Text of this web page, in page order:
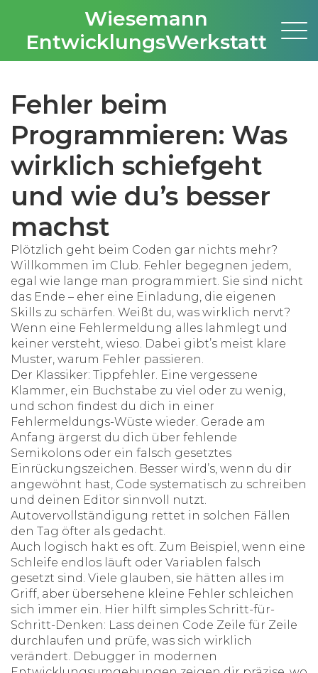
Wiesemann
EntwicklungsWerkstatt
Fehler beim
Programmieren: Was
wirklich schiefgeht
und wie du’s besser
machst
Plötzlich geht beim Coden gar nichts mehr?
Willkommen im Club. Fehler begegnen jedem,
egal wie lange man programmiert. Sie sind nicht
das Ende – eher eine Einladung, die eigenen
Skills zu schärfen. Weißt du, was wirklich nervt?
Wenn eine Fehlermeldung alles lahmlegt und
keiner versteht, wieso. Dabei gibt’s meist klare
Muster, warum Fehler passieren.
Der Klassiker: Tippfehler. Eine vergessene
Klammer, ein Buchstabe zu viel oder zu wenig,
und schon findest du dich in einer
Fehlermeldungs-Wüste wieder. Gerade am
Anfang ärgerst du dich über fehlende
Semikolons oder ein falsch gesetztes
Einrückungszeichen. Besser wird’s, wenn du dir
angewöhnt hast, Code systematisch zu schreiben
und deinen Editor sinnvoll nutzt.
Autovervollständigung rettet in solchen Fällen
den Tag öfter als gedacht.
Auch logisch hakt es oft. Zum Beispiel, wenn eine
Schleife endlos läuft oder Variablen falsch
gesetzt sind. Viele glauben, sie hätten alles im
Griff, aber übersehene kleine Fehler schleichen
sich immer ein. Hier hilft simples Schritt-für-
Schritt-Denken: Lass deinen Code Zeile für Zeile
durchlaufen und prüfe, was sich wirklich
verändert. Debugger in modernen